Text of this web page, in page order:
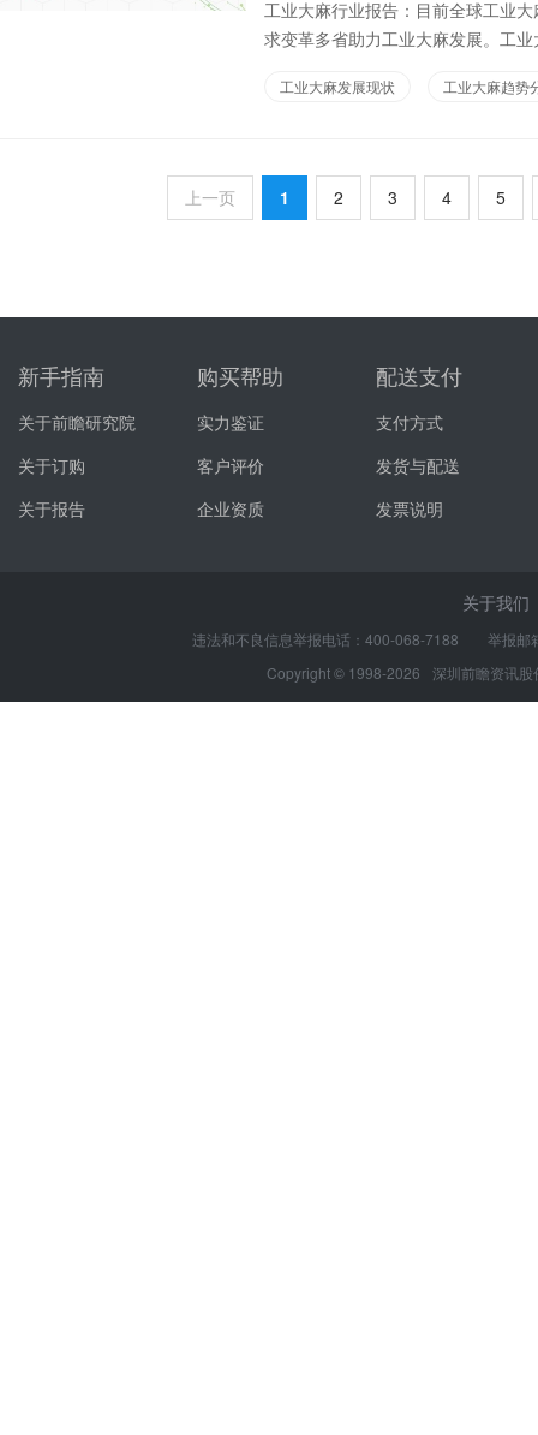
工业大麻行业报告：目前全球工业
求变革多省助力工业大麻发展。工
工业大麻发展现状 工业大麻趋势
上一页 1 2 3 4 5
新手指南
关于前瞻研究院
关于订购
关于报告
购买帮助
实力鉴证
客户评价
企业资质
配送支付
支付方式
发货与配送
发票说明
关于我们
违法和不良信息举报电话：400-068-7188 举报
Copyright © 1998-2026
深圳前瞻资讯股